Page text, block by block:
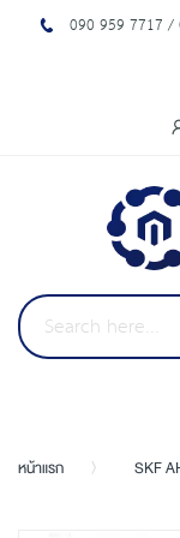
090 959 7717 /
หน้าแรก SKF